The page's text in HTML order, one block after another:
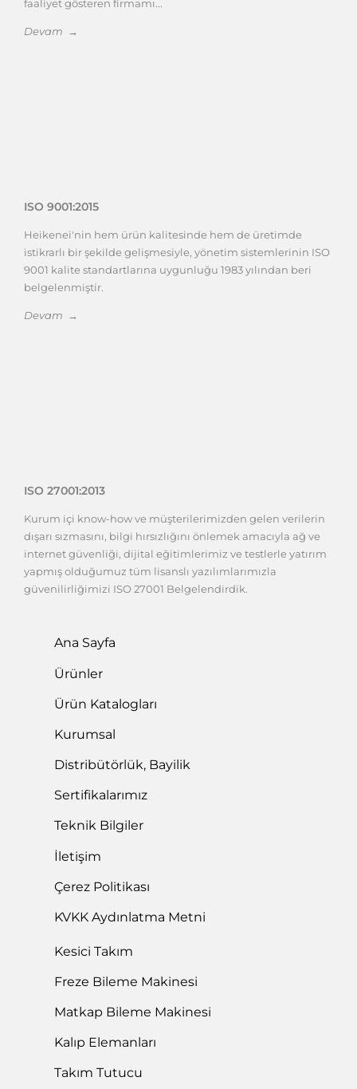
faaliyet gösteren firmamı...
Devam →
ISO 9001:2015
Heikenei'nin hem ürün kalitesinde hem de üretimde
istikrarlı bir şekilde gelişmesiyle, yönetim sistemlerinin ISO
9001 kalite standartlarına uygunluğu 1983 yılından beri
belgelenmiştir.
Devam →
ISO 27001:2013
Kurum içi know-how ve müşterilerimizden gelen verilerin
dışarı sızmasını, bilgi hırsızlığını önlemek amacıyla ağ ve
internet güvenliği, dijital eğitimlerimiz ve testlerle yatırım
yapmış olduğumuz tüm lisanslı yazılımlarımızla
güvenilirliğimizi ISO 27001 Belgelendirdik.
Ana Sayfa
Ürünler
Ürün Katalogları
Kurumsal
Distribütörlük, Bayilik
Sertifikalarımız
Teknik Bilgiler
İletişim
Çerez Politikası
KVKK Aydınlatma Metni
Kesici Takım
Freze Bileme Makinesi
Matkap Bileme Makinesi
Kalıp Elemanları
Takım Tutucu